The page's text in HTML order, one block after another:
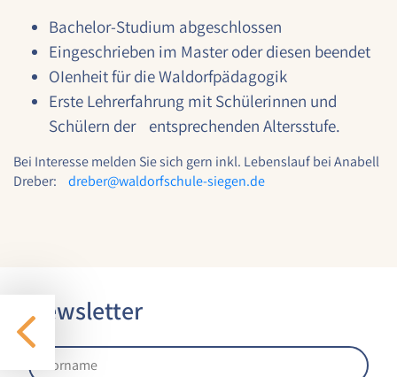
Bachelor-Studium abgeschlossen
Eingeschrieben im Master oder diesen beendet
OIenheit für die Waldorfpädagogik
Erste Lehrerfahrung mit Schülerinnen und
Schülern der entsprechenden Altersstufe.
Bei Interesse melden Sie sich gern inkl. Lebenslauf bei Anabell
Dreber: dreber@waldorfschule-siegen.de
Newsletter
STATISTIK
Statistik Cookies erfassen Informationen anonym.
Diese Informationen helfen uns zu verstehen, wie
unsere Besucher unsere Website nutzen.
Google Analytics
Zweck:
Website-Analyse und kontinuierliche
Verbesserung der Benutzererfahrung.